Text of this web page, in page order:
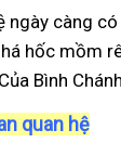
ngày càng
hốc mồm
Bình
quan hệ